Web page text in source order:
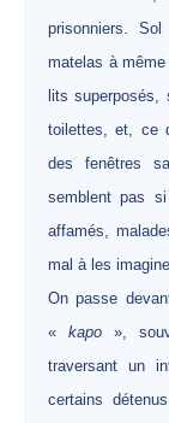
prisonniers.
matelas à
lits superposés,
toilettes, et, ce
des fenêtres
semblent pas
affamés,
mal à les
On passe
«kapo »,
traversant un
certains